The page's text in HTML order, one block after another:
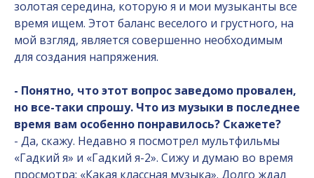
золотая середина, которую я и мои музыканты все
время ищем. Этот баланс веселого и грустного, на
мой взгляд, является совершенно необходимым
для создания напряжения.
- Понятно, что этот вопрос заведомо провален,
но все-таки спрошу. Что из музыки в последнее
время вам особенно понравилось? Скажете?
- Да, скажу. Недавно я посмотрел мультфильмы
«Гадкий я» и «Гадкий я-2». Сижу и думаю во время
просмотра: «Какая классная музыка». Долго ждал